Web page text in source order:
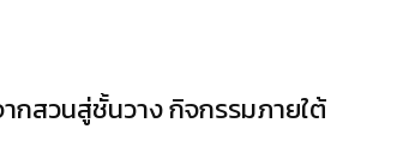
กสวนสู่ชั้นวาง กิจกรรมภายใต้